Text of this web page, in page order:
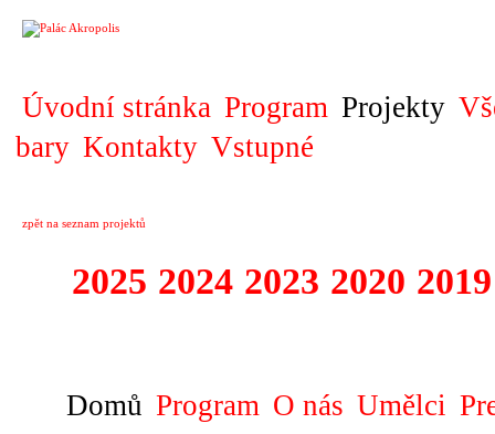
Úvodní stránka Program Projekty
bary Kontakty Vstupné
zpět na seznam projektů
2025 2024 2023 2020 2019
Domů Program O nás Umělci